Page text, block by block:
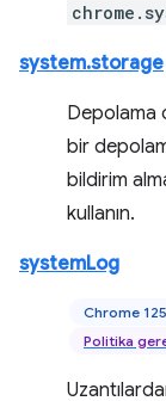
system.storage
Depolama
bir
bildirim
kullanın.
systemLog
Chrome
Politika